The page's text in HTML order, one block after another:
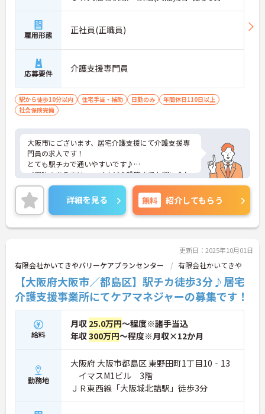
雇用形態 正社員(正職員)
応募要件 介護支援専門員
駅から徒歩10分以内 住宅手当・補助 日勤のみ
年間休日110日以上
社会保険完備
大阪市にございます、居宅介護支援にて介護支援専
門員の求人です！
とても駅チカで通いやすいです♪
ご興味のある方は、マイナビ介護職までお問い合わ
せください。
詳細を見る 無料 紹介してもらう
更新日：2025年10月01日
有限会社かいてきやバリーケアプランセンター 有限会社かいてきや
【大阪府大阪市／都島区】駅チカ徒歩3分♪居宅
介護支援事業所にてケアマネジャーの募集です！
給料
月収 25.0万円～程度※諸手当込
年収300万円～程度※月収×12か月
勤務地
大阪府 大阪市都島区 東野田町1丁目10‐13
イマスM1ビル 3階
ＪＲ東西線「大阪城北詰駅」徒歩3分